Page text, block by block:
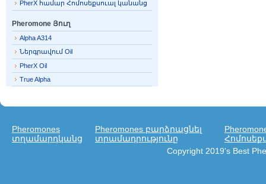
PherX համար Հոմոսեքսուալ կանանց
Pheromone Յուղ
Alpha A314
Ներգրավում Oil
PherX Oil
True Alpha
Pheromones
տղամարդկանց
Pheromones բարձրացնել
տրամադրությունը
Copyright 2019's Best